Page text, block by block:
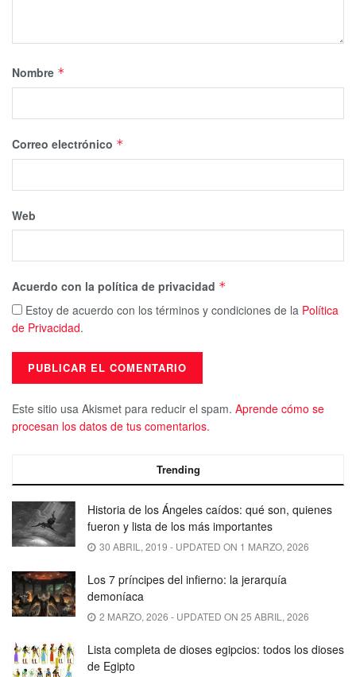
Nombre *
Correo electrónico *
Web
Acuerdo con la política de privacidad *
Estoy de acuerdo con los términos y condiciones de la Política
de Privacidad.
Este sitio usa Akismet para reducir el spam. Aprende cómo se
procesan los datos de tus comentarios.
Trending
Historia de los Ángeles caídos: qué son, quienes
fueron y lista de los más importantes
30 ABRIL, 2019 - UPDATED ON 1 MARZO, 2026
Los 7 príncipes del infierno: la jerarquía
demoníaca
2 MARZO, 2026 - UPDATED ON 25 ABRIL, 2026
Lista completa de dioses egipcios: todos los dioses
de Egipto